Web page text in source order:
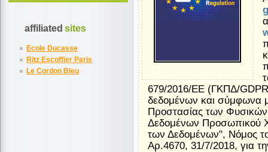
affiliated sites
Ecole Ducasse
Ritz Escoffier Paris
Le Cordon Bleu
679/2016/ΕΕ (ΓΚΠΔ/
δεδομένων και σύμφωνα
Προστασίας των
Δεδομένων Προσωπικού
των Δεδομένων", Νόμος
Αρ.4670, 31/7/2018, για